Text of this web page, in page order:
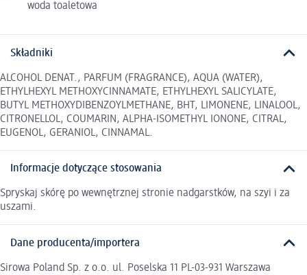
woda toaletowa
Składniki
ALCOHOL DENAT., PARFUM (FRAGRANCE), AQUA (WATER),
ETHYLHEXYL METHOXYCINNAMATE, ETHYLHEXYL SALICYLATE,
BUTYL METHOXYDIBENZOYLMETHANE, BHT, LIMONENE, LINALOOL,
CITRONELLOL, COUMARIN, ALPHA-ISOMETHYL IONONE, CITRAL,
EUGENOL, GERANIOL, CINNAMAL.
Informacje dotyczące stosowania
Spryskaj skórę po wewnętrznej stronie nadgarstków, na szyi i za
uszami.
Dane producenta/importera
Sirowa Poland Sp. z o.o. ul. Poselska 11 PL-03-931 Warszawa